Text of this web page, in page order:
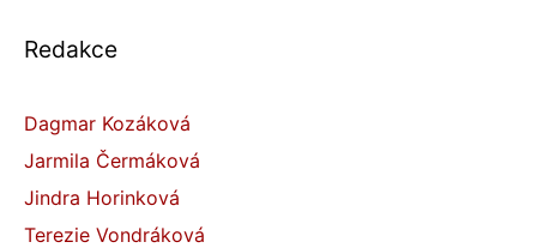
Redakce
Dagmar Kozáková
Jarmila Čermáková
Jindra Horinková
Terezie Vondráková